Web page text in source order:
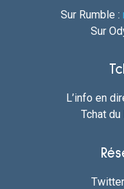
Sur Rumble :
Sur
L’info en
Tchat du